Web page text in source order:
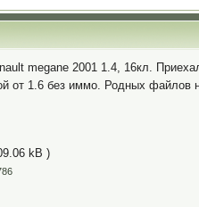
megane 2001 1.4, 16кл.
от 1.6 без иммо. Родных файлов
kB )